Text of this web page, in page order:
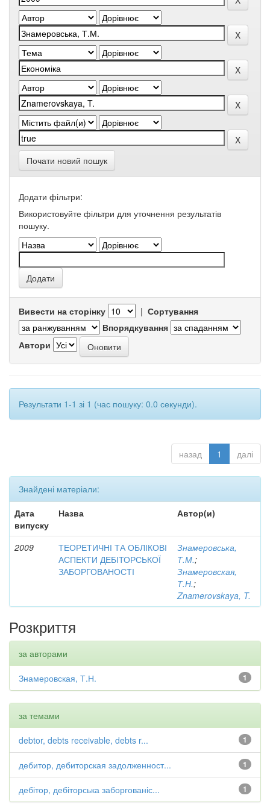
Почати новий пошук
Додати фільтри:
Використовуйте фільтри для уточнення результатів
пошуку.
Вивести на сторінку | Сортування
Впорядкування
Автори
Результати 1-1 зі 1 (час пошуку: 0.0 секунди).
назад 1 далі
Знайдені матеріали:
Дата
випуску
Назва Автор(и)
2009
ТЕОРЕТИЧНІ ТА ОБЛІКОВІ
АСПЕКТИ ДЕБІТОРСЬКОЇ
ЗАБОРГОВАНОСТІ
Знамеровська,
Т.М.;
Знамеровская,
Т.Н.;
Znamerovskaya, T.
Розкриття
за авторами
1
Знамеровская, Т.Н.
за темами
1
debtor, debts receivable, debts r...
1
дебитор, дебиторская задолженност...
1
дебітор, дебіторська заборгованіс...